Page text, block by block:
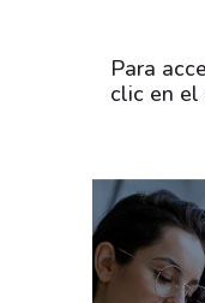
Para
clic en el